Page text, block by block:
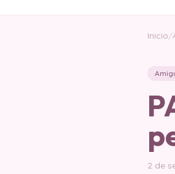
Inicio/
2 de